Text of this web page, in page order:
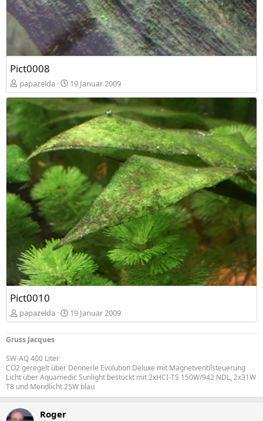
Pict0008
papazelda 19 Januar 2009
Pict0010
papazelda 19 Januar 2009
Gruss Jacques
SW-AQ 400 Liter
CO2 geregelt über Dennerle Evolution Deluxe mit Magnetventilsteuerung
Licht über Aquamedic Sunlight bestückt mit 2xHCI-TS 150W/942 NDL, 2x31W
T8 und Mondlicht 25W blau
Roger